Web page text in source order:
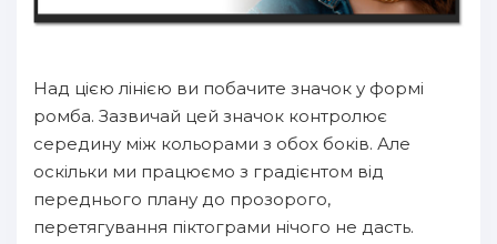
Над цією лінією ви побачите значок у формі
ромба. Зазвичай цей значок контролює
середину між кольорами з обох боків. Але
оскільки ми працюємо з градієнтом від
переднього плану до прозорого,
перетягування піктограми нічого не дасть.